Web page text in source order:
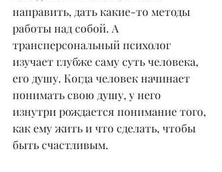
направить, дать какие-то методы
работы над собой. А
трансперсональный психолог
изучает глубже саму суть человека,
его душу. Когда человек начинает
понимать свою душу, у него
изнутри рождается понимание того,
как ему жить и что сделать, чтобы
быть счастливым.